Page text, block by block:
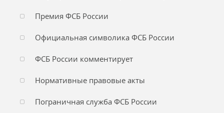
Премия ФСБ России
Официальная символика ФСБ России
ФСБ России комментирует
Нормативные правовые акты
Пограничная служба ФСБ России